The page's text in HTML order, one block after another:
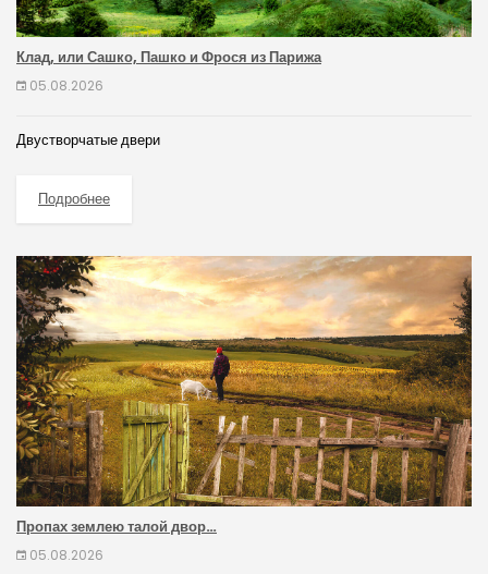
Клад, или Сашко, Пашко и Фрося из Парижа
05.08.2026
Двустворчатые двери
Подробнее
Пропах землею талой двор…
05.08.2026